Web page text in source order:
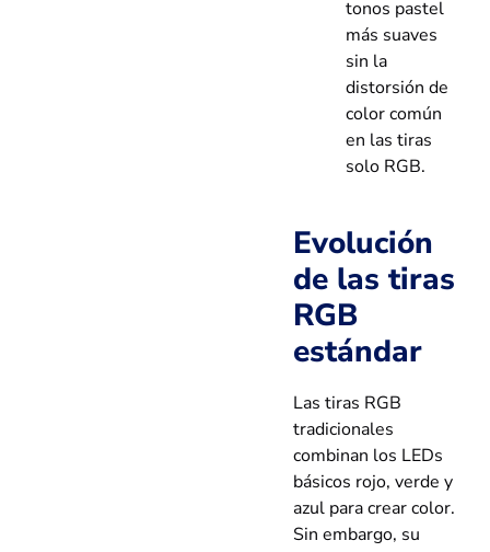
tonos pastel
más suaves
sin la
distorsión de
color común
en las tiras
solo RGB.
Evolución
de las tiras
RGB
estándar
Las tiras RGB
tradicionales
combinan los LEDs
básicos rojo, verde y
azul para crear color.
Sin embargo, su